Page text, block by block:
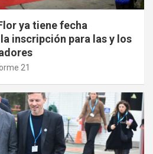
ya tiene fecha
inscripción para las y los
21